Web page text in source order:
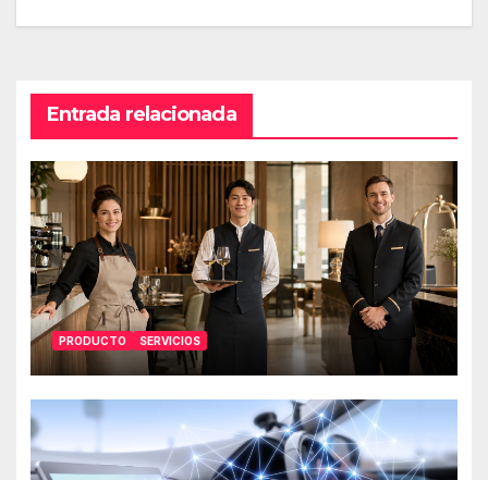
Entrada relacionada
PRODUCTO SERVICIOS